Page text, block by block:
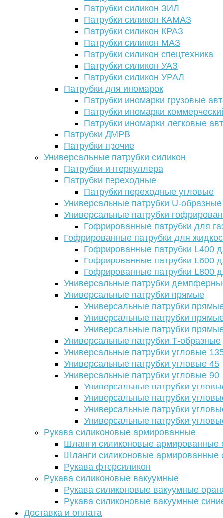
Патрубки силикон ЗИЛ
Патрубки силикон КАМАЗ
Патрубки силикон КРАЗ
Патрубки силикон МАЗ
Патрубки силикон спецтехника
Патрубки силикон УАЗ
Патрубки силикон УРАЛ
Патрубки для иномарок
Патрубки иномарки грузовые
Патрубки иномарки
Патрубки иномарки легковые
Патрубки ДМРВ
Патрубки прочие
Универсальные патрубки силикон
Патрубки интеркуллера
Патрубки переходные
Патрубки переходные угловые
Универсальные патрубки U-
Универсальные патрубки
Гофрированные патрубки для
Гофрированные патрубки для
Гофрированные патрубки L400
Гофрированные патрубки L600
Гофрированные патрубки L800
Универсальные патрубки
Универсальные патрубки прямые
Универсальные патрубки
Универсальные патрубки
Универсальные патрубки
Универсальные патрубки Т-образные
Универсальные патрубки угловые
Универсальные патрубки угловые 45
Универсальные патрубки угловые 90
Универсальные патрубки
Универсальные патрубки
Универсальные патрубки
Универсальные патрубки
Рукава силиконовые армированные
Шланги силиконовые армированные
Шланги силиконовые армированные
Рукава фторсиликон
Рукава силиконовые вакуумные
Рукава силиконовые вакуумные
Рукава силиконовые вакуумные
Доставка и оплата